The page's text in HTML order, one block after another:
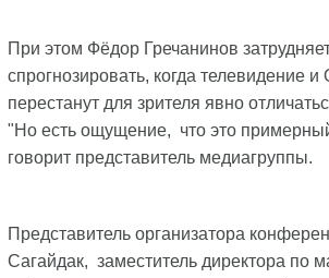
При этом Фёдор Гречанинов
спрогнозировать, когда телевидение
перестанут для зрителя явно
"Но есть ощущение, что это
говорит представитель медиагруппы.
Представитель организатора
Сагайдак, заместитель директора по